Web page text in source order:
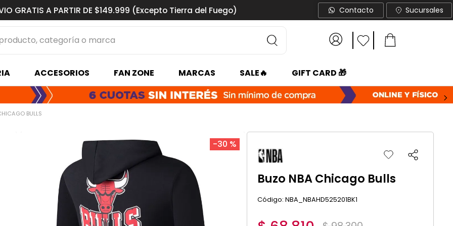
GRATIS A PARTIR DE $149.999 (Excepto Tierra del Fuego) Contacto Sucursales
categoría o marca
ACCESORIOS FAN ZONE MARCAS SALE🔥 GIFT CARD 🎁
BULLS
-30 %
Buzo NBA Chicago Bulls
: NBA_NBAHD525201BK1